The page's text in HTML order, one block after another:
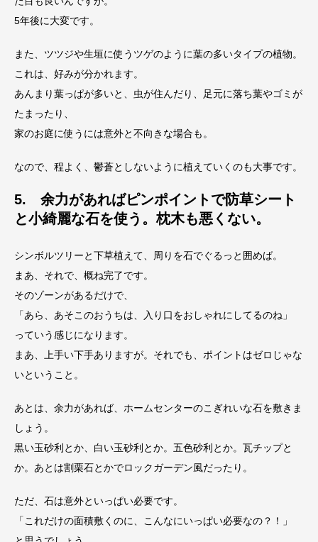
5年後に大変です。
また、ツツジや生垣に使うツゲのように葉の多いタイプの植物。
これは、好みが分かれます。
あんまり葉っぱが多いと、虫が住んだり、足元に落ち葉やゴミが
たまったり、
家のお庭に使うには意外と不向きな場合も。
なので、程よく、鬱蒼としないように植えていくのも大事です。
5. 余力があればピンポイントで防草シート
と小綺麗な石を使う。枕木も悪くない。
シンボルツリーと下草植えて、周りを石でぐるっと囲めば。
まあ、それで、概ね完了です。
そのゾーンがあるだけで、
「あら、あそこのおうちは、入り口をおしゃれにしてるのね」
っていう感じになります。
まあ、上手い下手ありますが。それでも、ポイントはゼロじゃな
いということ。
あとは、余力があれば、ホームセンターのこぎれいな石を敷きま
しょう。
黒い玉砂利とか、白い玉砂利とか。五色砂利とか。瓦チップと
か。あとは割栗石とかでロックガーデン風だったり。
ただ、石は意外といっぱい必要です。
「これだけの面積敷くのに、こんなにいっぱい必要なの？！」